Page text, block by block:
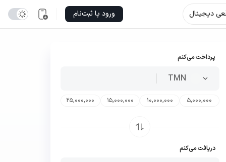
دیجیتال ورود یا ثبت‌نام
پرداخت می‌کنم
TMN
5,000,000
10,000,000
15,000,000
25,000,000
دریافت می‌کنم